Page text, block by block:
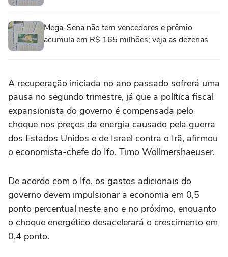
Mega-Sena não tem vencedores e prêmio
acumula em R$ 165 milhões; veja as dezenas
A recuperação iniciada no ano passado sofrerá uma
pausa no segundo trimestre, já que a ‌política fiscal
expansionista do governo é compensada pelo
‌choque nos preços da energia causado pela guerra
dos Estados ⁠Unidos e de Israel contra o Irã, afirmou
o economista-chefe do Ifo, Timo Wollmershaeuser.
De acordo com o Ifo, os gastos adicionais do
governo devem impulsionar a economia em 0,5
ponto percentual neste ano e no próximo, enquanto
o choque energético desacelerará o crescimento em
0,4 ponto.